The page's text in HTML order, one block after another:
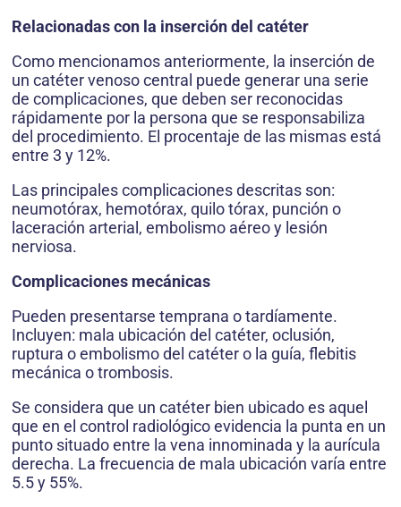
Relacionadas con la inserción del catéter
Como mencionamos anteriormente, la inserción de
un catéter venoso central puede generar una serie
de complicaciones, que deben ser reconocidas
rápidamente por la persona que se responsabiliza
del procedimiento. El procentaje de las mismas está
entre 3 y 12%.
Las principales complicaciones descritas son:
neumotórax, hemotórax, quilo tórax, punción o
laceración arterial, embolismo aéreo y lesión
nerviosa.
Complicaciones mecánicas
Pueden presentarse temprana o tardíamente.
Incluyen: mala ubicación del catéter, oclusión,
ruptura o embolismo del catéter o la guía, flebitis
mecánica o trombosis.
Se considera que un catéter bien ubicado es aquel
que en el control radiológico evidencia la punta en un
punto situado entre la vena innominada y la aurícula
derecha. La frecuencia de mala ubicación varía entre
5.5 y 55%.